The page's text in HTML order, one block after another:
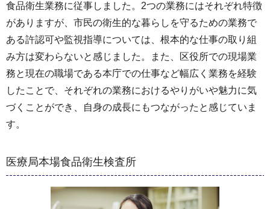
食品衛生業務に従事しました。2つの業務にはそれぞれ特徴
がありますが、市民の衛生的な暮らしを守るための業務で
ある許認可や監視指導については、根本的な仕事の取り組
み方は変わらないと感じました。また、区役所での現場業
務と現在の職場である本庁での仕事など幅広く業務を経験
したことで、それぞれの業務におけるやりがいや魅力に気
づくことができ、自身の成長にもつながったと感じていま
す。
医療局本場食品衛生検査所